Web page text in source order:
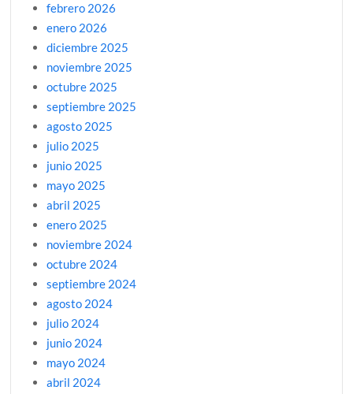
febrero 2026
enero 2026
diciembre 2025
noviembre 2025
octubre 2025
septiembre 2025
agosto 2025
julio 2025
junio 2025
mayo 2025
abril 2025
enero 2025
noviembre 2024
octubre 2024
septiembre 2024
agosto 2024
julio 2024
junio 2024
mayo 2024
abril 2024